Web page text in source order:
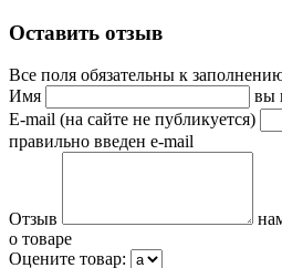
Оставить отзыв
Все поля обязательны к
Имя
вы
E-mail (на сайте не публикуется)
правильно введен e-mail
Отзыв
о товаре
Оцените товар: